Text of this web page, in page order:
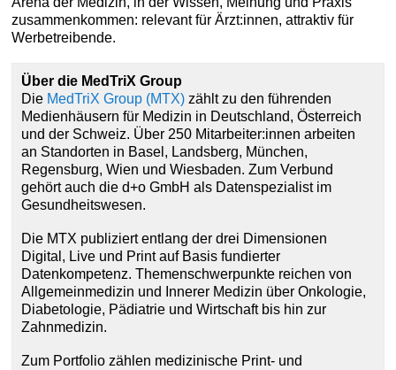
zusammenkommen: relevant für Ärzt:innen, attraktiv für
Werbetreibende.
Über die MedTriX Group
Die MedTriX Group (MTX) zählt zu den führenden
Medienhäusern für Medizin in Deutschland, Österreich
und der Schweiz. Über 250 Mitarbeiter:innen arbeiten
an Standorten in Basel, Landsberg, München,
Regensburg, Wien und Wiesbaden. Zum Verbund
gehört auch die d+o GmbH als Datenspezialist im
Gesundheitswesen.
Die MTX publiziert entlang der drei Dimensionen
Digital, Live und Print auf Basis fundierter
Datenkompetenz. Themenschwerpunkte reichen von
Allgemeinmedizin und Innerer Medizin über Onkologie,
Diabetologie, Pädiatrie und Wirtschaft bis hin zur
Zahnmedizin.
Zum Portfolio zählen medizinische Print- und